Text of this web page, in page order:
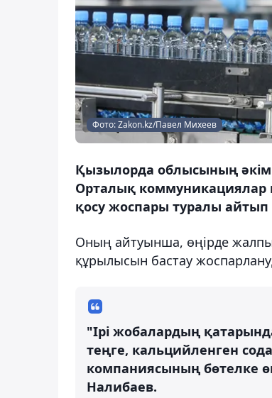
Фото: Zakon.kz/Павел Михеев
Қызылорда облысының
Орталық коммуникациялар
қосу жоспары туралы айтып
Оның айтуынша, өңірде жалпы
құрылысын бастау
"Ірі жобалардың
теңге, кальцийленген
компаниясының бөтелке
Налибаев.